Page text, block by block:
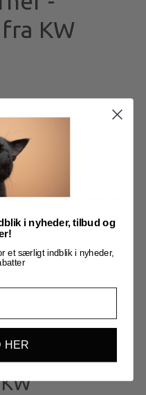
KW
er et rigtig godt middel til
-
i nyheder, tilbud og
et særligt indblik i nyheder,
HER